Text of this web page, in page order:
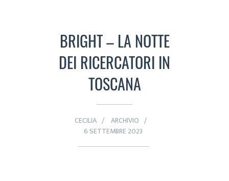
BRIGHT – LA NOTTE
DEI RICERCATORI IN
TOSCANA
CECILIA
ARCHIVIO
6 SETTEMBRE 2023